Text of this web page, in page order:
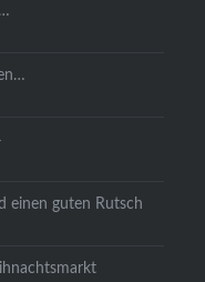
einen guten Rutsch